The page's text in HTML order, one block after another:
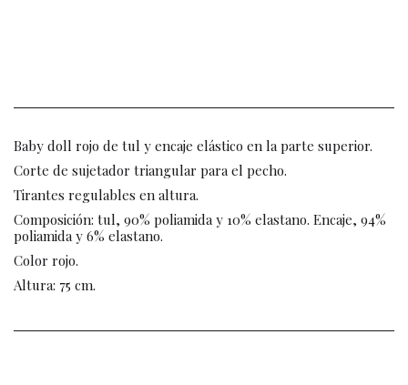
Baby doll rojo de tul y encaje elástico en la parte superior.
Corte de sujetador triangular para el pecho.
Tirantes regulables en altura.
Composición: tul, 90% poliamida y 10% elastano. Encaje, 94%
poliamida y 6% elastano.
Color rojo.
Altura: 75 cm.